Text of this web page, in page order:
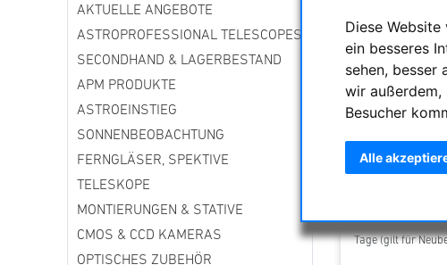
Diese
ein besseres
sehen, besser
wir außerdem,
Besucher
Alle
AKTUELLE ANGEBOTE
ASTROPROFESSIONAL TELESCOPES
SECONDHAND & LAGERBESTAND
APM PRODUKTE
ASTROEINSTIEG
SONNENBEOBACHTUNG
FERNGLÄSER, SPEKTIVE
TELESKOPE
MONTIERUNGEN & STATIVE
CMOS & CCD KAMERAS
OPTISCHES ZUBEHÖR
[320281/SSN]
Voraussichtliche
Tage (gilt für